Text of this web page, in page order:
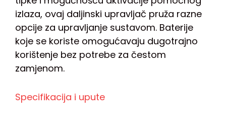
izlaza, ovaj daljinski upravljač pruža razne
opcije za upravljanje sustavom. Baterije
koje se koriste omogućavaju dugotrajno
korištenje bez potrebe za čestom
zamjenom.
Specifikacija i upute